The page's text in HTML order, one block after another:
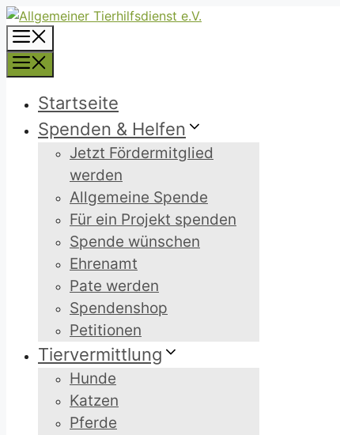
Zum
Inhalt
springen
Startseite
Spenden & Helfen
Jetzt Fördermitglied
werden
Allgemeine Spende
Für ein Projekt spenden
Spende wünschen
Ehrenamt
Pate werden
Spendenshop
Petitionen
Tiervermittlung
Hunde
Katzen
Pferde